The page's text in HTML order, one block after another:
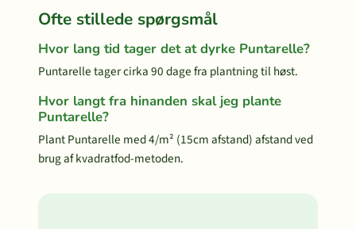
Ofte stillede spørgsmål
Hvor lang tid tager det at dyrke Puntarelle?
Puntarelle tager cirka 90 dage fra plantning til høst.
Hvor langt fra hinanden skal jeg plante
Puntarelle?
Plant Puntarelle med 4/m² (15cm afstand) afstand ved
brug af kvadratfod-metoden.